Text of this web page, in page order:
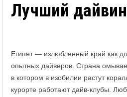
Лучший
Египет — излюбленный край как
опытных дайверов. Страна
в котором в изобилии растут
курорте работают дайв-клубы.